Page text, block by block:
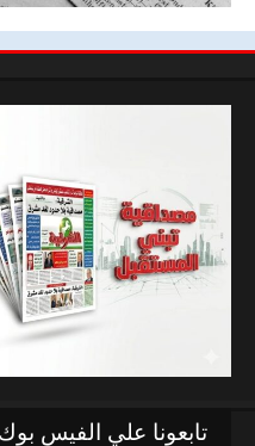
تابعونا علي الفيس بوك